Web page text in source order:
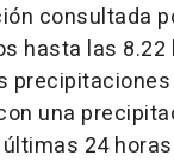
consultada
hasta las 8.22
una
24